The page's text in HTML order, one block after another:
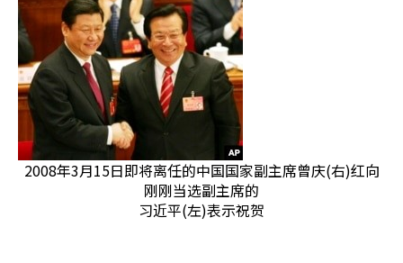
2008年3月15日即将离任的中国国家副主席曾庆(右)红向
刚刚当选副主席的
习近平(左)表示祝贺